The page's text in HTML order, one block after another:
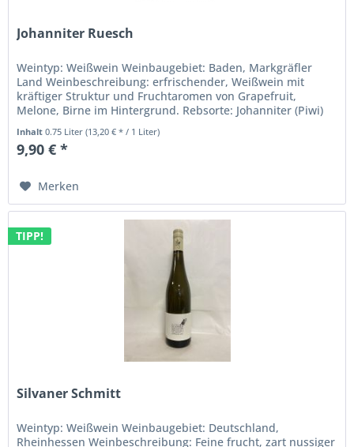
Johanniter Ruesch
Weintyp: Weißwein Weinbaugebiet: Baden, Markgräfler
Land Weinbeschreibung: erfrischender, Weißwein mit
kräftiger Struktur und Fruchtaromen von Grapefruit,
Melone, Birne im Hintergrund. Rebsorte: Johanniter (Piwi)
Inhalt0.75 Liter(13,20 € * / 1 Liter)
9,90 € *
Merken
TIPP!
Silvaner Schmitt
Weintyp: Weißwein Weinbaugebiet: Deutschland,
Rheinhessen Weinbeschreibung: Feine frucht, zart nussiger